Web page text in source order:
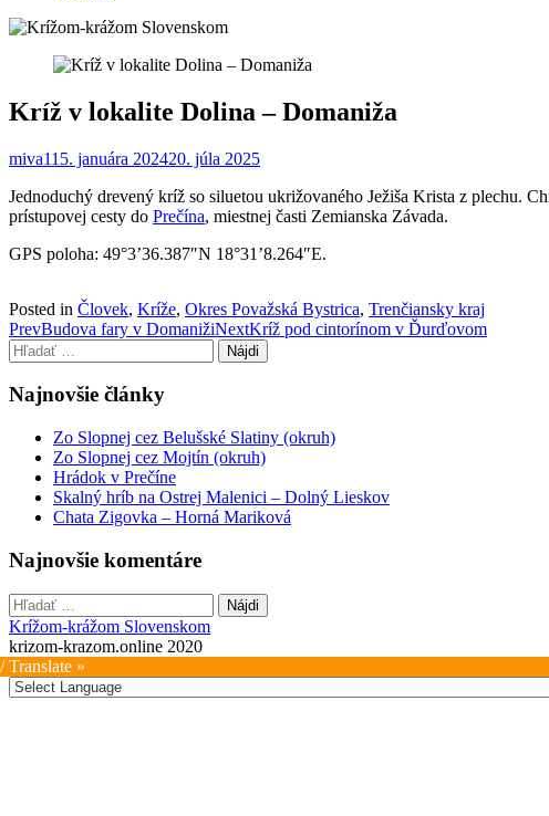
Kríž v lokalite Dolina – Domaniža
miva115. januára 202420. júla 2025
Jednoduchý drevený kríž so siluetou ukrižovaného Ježiša Krista z plechu.
prístupovej cesty do Prečína, miestnej časti Zemianska Závada.
GPS poloha: 49°3’36.387″N 18°31’8.264″E.
Posted in Človek, Kríže, Okres Považská Bystrica, Trenčiansky kraj
Post
navigation
PrevBudova fary v DomanižiNextKríž pod cintorínom v Ďurďovom
Hľadať:
Najnovšie články
Zo Slopnej cez Belušské Slatiny (okruh)
Zo Slopnej cez Mojtín (okruh)
Hrádok v Prečíne
Skalný hríb na Ostrej Malenici – Dolný Lieskov
Chata Zigovka – Horná Mariková
Najnovšie komentáre
Hľadať:
Krížom-krážom Slovenskom
krizom-krazom.online 2020
Translate »